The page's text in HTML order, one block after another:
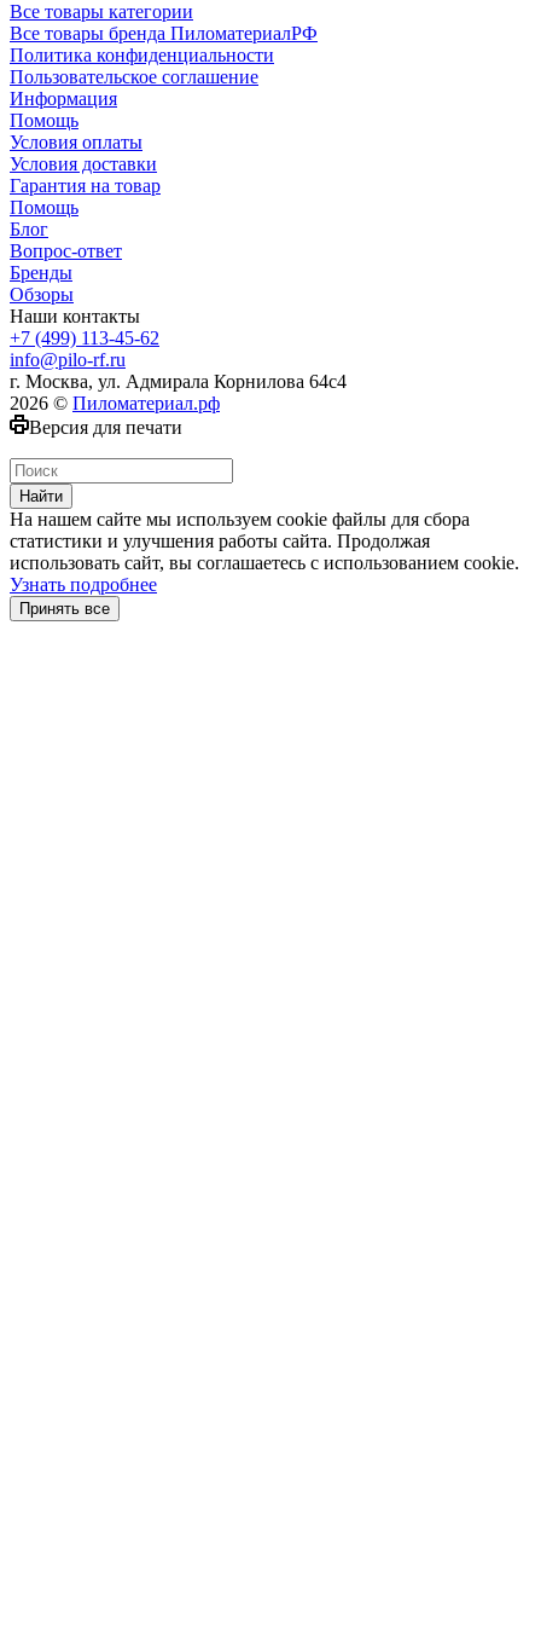
Все товары категории
Все товары бренда ПиломатериалРФ
Политика конфиденциальности
Пользовательское соглашение
Информация
Помощь
Условия оплаты
Условия доставки
Гарантия на товар
Помощь
Блог
Вопрос-ответ
Бренды
Обзоры
Наши контакты
+7 (499) 113-45-62
info@pilo-rf.ru
г. Москва, ул. Адмирала Корнилова 64с4
2026 © Пиломатериал.рф
Версия для печати
Найти
На нашем сайте мы используем cookie файлы для сбора
статистики и улучшения работы сайта. Продолжая
использовать сайт, вы соглашаетесь с использованием cookie.
Узнать подробнее
Принять все